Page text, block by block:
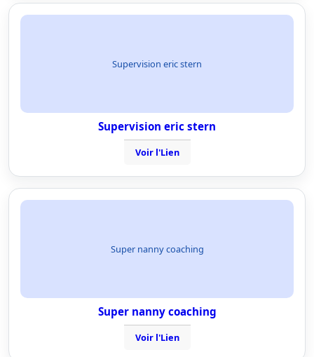
Supervision eric stern
Supervision eric stern
Voir l'Lien
Super nanny coaching
Super nanny coaching
Voir l'Lien